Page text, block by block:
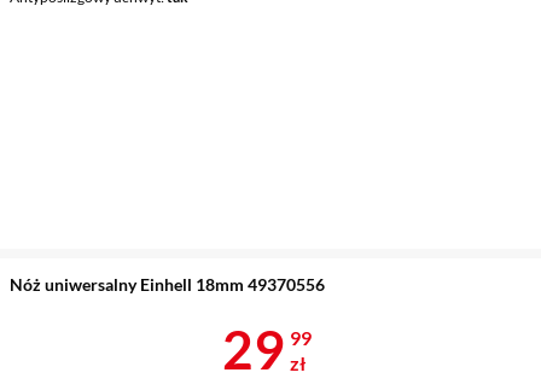
Nóż uniwersalny Einhell 18mm 49370556
Cena 29,99
29 99
zł